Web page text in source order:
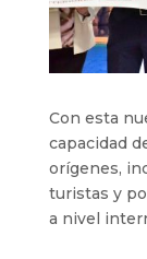
Con esta
capacidad
orígenes,
turistas y
a nivel